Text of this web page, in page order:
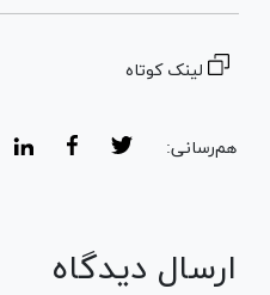
لینک کوتاه
هم‌رسانی:
ارسال دیدگاه